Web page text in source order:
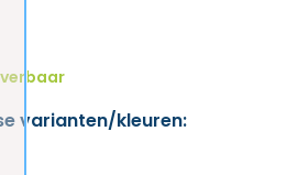
varianten/kleuren: